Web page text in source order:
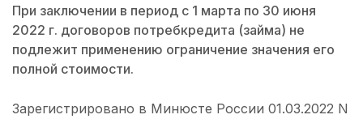
При заключении в период с 1 марта по 30 июня
2022 г. договоров потребкредита (займа) не
подлежит применению ограничение значения его
полной стоимости.
Зарегистрировано в Минюсте России 01.03.2022 N